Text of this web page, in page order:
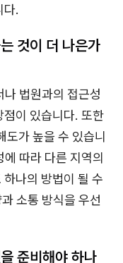
다.
것이 더 나은가
법원과의 접근성
이 있습니다. 또한
도가 높을 수 있습니
따라 다른 지역의
나의 방법이 될 수
소통 방식을 우선
준비해야 하나